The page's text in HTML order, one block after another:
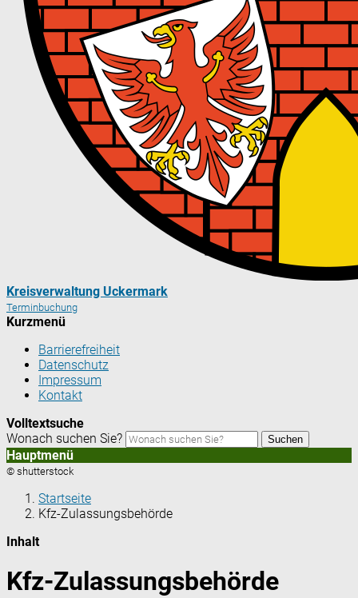
Kreisverwaltung Uckermark
Terminbuchung
Kurzmenü
Barrierefreiheit
Datenschutz
Impressum
Kontakt
Volltextsuche
Wonach suchen Sie?
Suchen
Hauptmenü
© shutterstock
Startseite
Kfz-Zulassungsbehörde
Inhalt
Kfz-Zulassungsbehörde